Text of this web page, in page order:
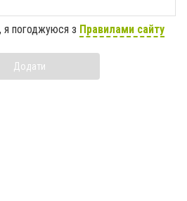
я погоджуюся з Правилами сайту
Додати